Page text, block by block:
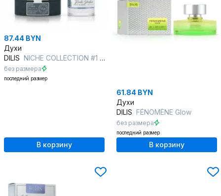
87.44 BYN
Духи
DILIS NICHE COLLECTION #1 Black Smoke
без размера
последний размер
В корзину
61.84 BYN
Духи
DILIS FÉNOMÈNE Glow
без размера
последний размер
В корзину